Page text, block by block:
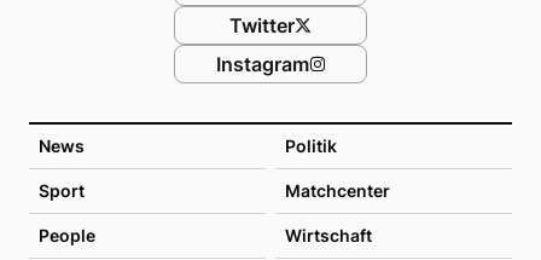
News Politik
Sport Matchcenter
People Wirtschaft
Twitter
Instagram